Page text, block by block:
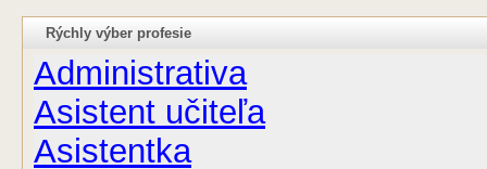
Rýchly výber profesie
Administrativa
Asistent učiteľa
Asistentka